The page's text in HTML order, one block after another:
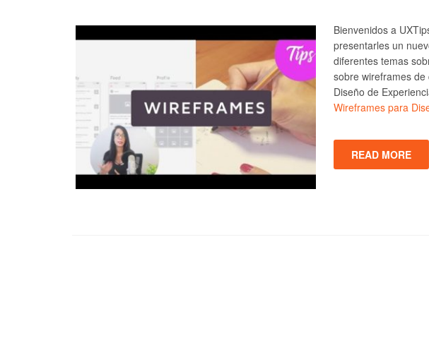
Bienvenidos a
presentarles un
diferentes temas
sobre wireframes
Diseño de
Wireframes para
READ MORE